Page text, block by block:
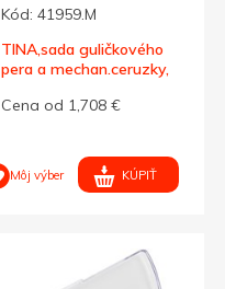
Kód: 41959.M
TINA,sada guličkového
pera a mechan.ceruzky,
Cena od 1,708 €
Môj výber KÚPIŤ